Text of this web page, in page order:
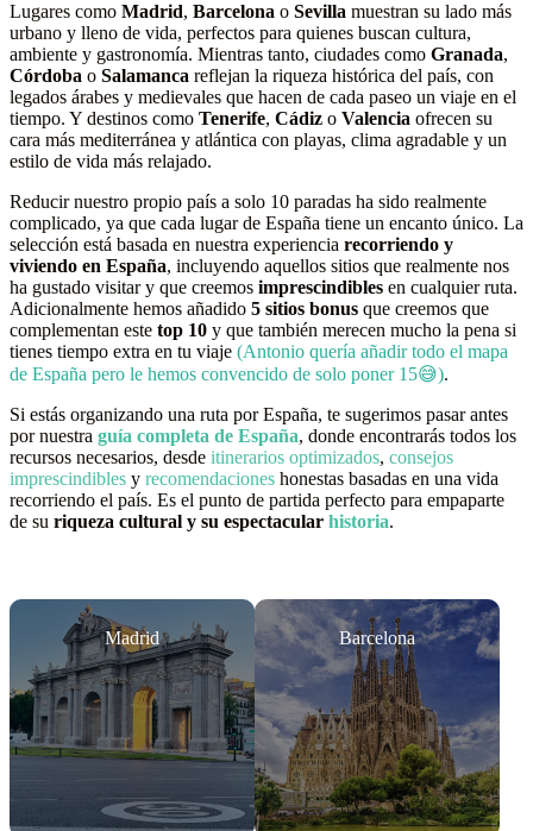
Lugares como Madrid, Barcelona o Sevilla muestran su lado más
urbano y lleno de vida, perfectos para quienes buscan cultura,
ambiente y gastronomía. Mientras tanto, ciudades como Granada,
Córdoba o Salamanca reflejan la riqueza histórica del país, con
legados árabes y medievales que hacen de cada paseo un viaje en el
tiempo. Y destinos como Tenerife, Cádiz o Valencia ofrecen su
cara más mediterránea y atlántica con playas, clima agradable y un
estilo de vida más relajado.
Reducir nuestro propio país a solo 10 paradas ha sido realmente
complicado, ya que cada lugar de España tiene un encanto único. La
selección está basada en nuestra experiencia recorriendo y
viviendo en España, incluyendo aquellos sitios que realmente nos
ha gustado visitar y que creemos imprescindibles en cualquier ruta.
Adicionalmente hemos añadido 5 sitios bonus que creemos que
complementan este top 10 y que también merecen mucho la pena si
tienes tiempo extra en tu viaje (Antonio quería añadir todo el mapa
de España pero le hemos convencido de solo poner 15😅).
Si estás organizando una ruta por España, te sugerimos pasar antes
por nuestra guía completa de España, donde encontrarás todos los
recursos necesarios, desde itinerarios optimizados, consejos
imprescindibles y recomendaciones honestas basadas en una vida
recorriendo el país. Es el punto de partida perfecto para empaparte
de su riqueza cultural y su espectacular historia.
Madrid Barcelona